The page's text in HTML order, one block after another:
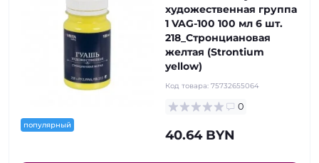
популярный
художественная группа
1 VAG-100 100 мл 6 шт.
218_Стронциановая
желтая (Strontium
yellow)
Код товара: 75732655064
0
40.64 BYN